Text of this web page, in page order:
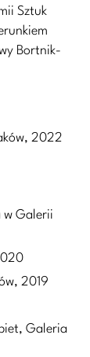
Sztuk
Bortnik-
2022
w Galerii
2019
Galeria